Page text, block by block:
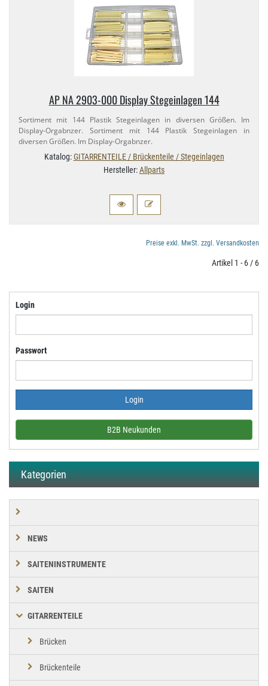
AP NA 2903-​000 Display Stegeinlagen 144
Sortiment mit 144 Plastik Stegeinlagen in diversen Größen. Im
Display-​Orgabnzer. Sortiment mit 144 Plastik Stegeinlagen in
diversen Größen. Im Display-​Orgabnzer.
Katalog:GITARRENTEILE / Brückenteile / Stegeinlagen
Hersteller:Allparts
Preise exkl. MwSt. zzgl. Versandkosten
Artikel 1 - 6 / 6
Login
Passwort
B2B Neukunden
Kategorien
NEWS
SAITENINSTRUMENTE
SAITEN
GITARRENTEILE
Brücken
Brückenteile